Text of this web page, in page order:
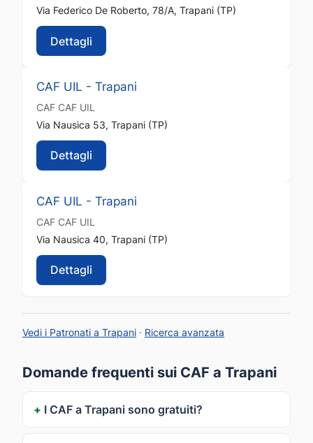
Via Federico De Roberto, 78/A, Trapani (TP)
Dettagli
CAF UIL - Trapani
CAF CAF UIL
Via Nausica 53, Trapani (TP)
Dettagli
CAF UIL - Trapani
CAF CAF UIL
Via Nausica 40, Trapani (TP)
Dettagli
Vedi i Patronati a Trapani · Ricerca avanzata
Domande frequenti sui CAF a Trapani
I CAF a Trapani sono gratuiti?